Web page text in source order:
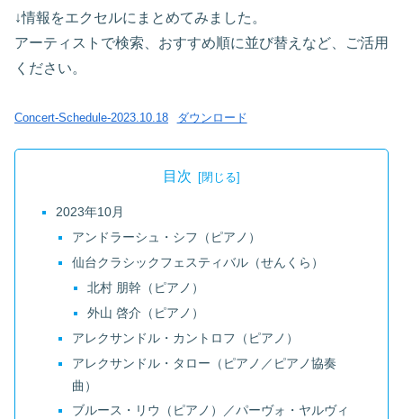
↓情報をエクセルにまとめてみました。
アーティストで検索、おすすめ順に並び替えなど、ご活用
ください。
Concert-Schedule-2023.10.18 ダウンロード
目次
2023年10月
アンドラーシュ・シフ（ピアノ）
仙台クラシックフェスティバル（せんくら）
北村 朋幹（ピアノ）
外山 啓介（ピアノ）
アレクサンドル・カントロフ（ピアノ）
アレクサンドル・タロー（ピアノ／ピアノ協奏
曲）
ブルース・リウ（ピアノ）／パーヴォ・ヤルヴィ